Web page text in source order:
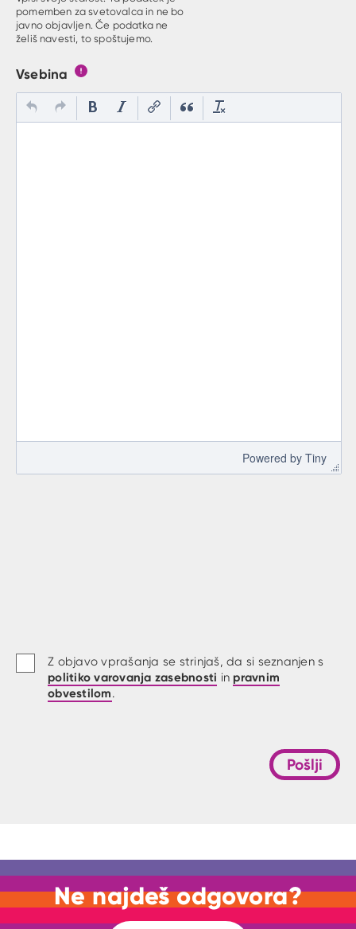
pomemben za svetovalca in ne bo
javno objavljen. Če podatka ne
želiš navesti, to spoštujemo.
Vsebina
Powered by Tiny
Z objavo vprašanja se strinjaš, da si seznanjen s
politiko varovanja zasebnosti in pravnim
obvestilom.
Pošlji
Ne najdeš odgovora?